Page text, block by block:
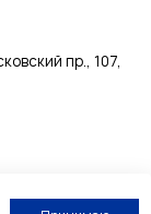
пр., 107,